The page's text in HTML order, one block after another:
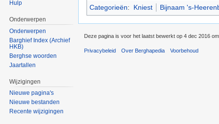
Categorieën: Kniest Bijnaam 's-
Hulp
Onderwerpen
Onderwerpen
Barghief Index (Archief
HKB)
Berghse woorden
Jaartallen
Wijzigingen
Nieuwe pagina's
Nieuwe bestanden
Recente wijzigingen
Deze pagina is voor het laatst bewerkt op 4 dec 2016
Privacybeleid Over Berghapedia Voorbehoud